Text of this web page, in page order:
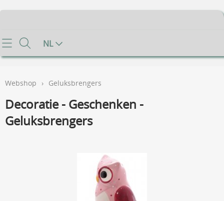
Home
Mijn account
NL
Webshop › Geluksbrengers
Decoratie - Geschenken -
Geluksbrengers